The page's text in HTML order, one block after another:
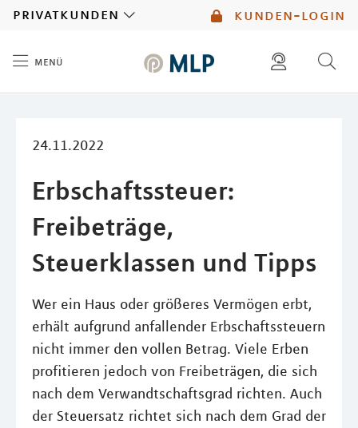
kunden-login
privatkunden
menü
24.11.2022
Erbschaftssteuer:
Freibeträge,
Steuerklassen und Tipps
Wer ein Haus oder größeres Vermögen erbt,
erhält aufgrund anfallender Erbschaftssteuern
nicht immer den vollen Betrag. Viele Erben
profitieren jedoch von Freibeträgen, die sich
nach dem Verwandtschaftsgrad richten. Auch
der Steuersatz richtet sich nach dem Grad der